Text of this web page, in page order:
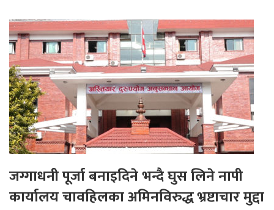
जग्गाधनी पूर्जा बनाइदिने भन्दै घुस लिने नापी
कार्यालय चावहिलका अमिनविरुद्ध भ्रष्टाचार मुद्दा